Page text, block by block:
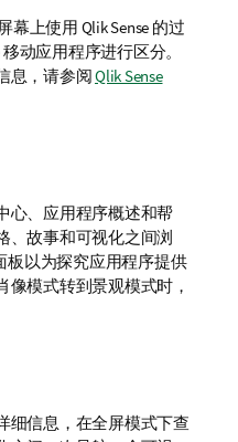
幕上使用 Qlik Sense 的过
移动应用程序进行区分。
息，请参阅Qlik Sense
心、应用程序概述和帮
、故事和可视化之间浏
板以为探究应用程序提供
模式转到景观模式时，
细信息，在全屏模式下查